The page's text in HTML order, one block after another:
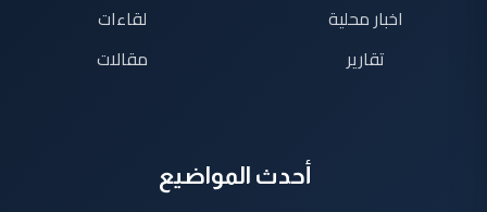
اخبار محلية
تقارير
لقاءات
مقالات
أحدث المواضيع